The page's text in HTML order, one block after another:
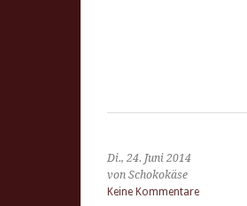
Di., 24. Juni 2014
von Schokokäse
Keine Kommentare